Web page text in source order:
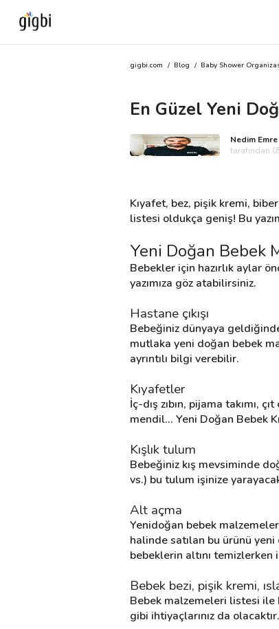
gigbi.com / Blog / Baby Shower
En Güzel Yeni
Nedim Emre
tarafından
Kıyafet, bez, pişik kremi,
listesi oldukça geniş! Bu
Yeni Doğan Bebek
Bebekler için hazırlık aylar
yazımıza göz atabilirsiniz.
Hastane çıkışı
Bebeğiniz dünyaya
mutlaka yeni doğan bebek
ayrıntılı bilgi verebilir.
Kıyafetler
İç-dış zıbın, pijama takımı,
mendil... Yeni Doğan Bebek
Kışlık tulum
Bebeğiniz kış mevsiminde
vs.) bu tulum işinize
Alt açma
Yenidoğan bebek
halinde satılan bu ürünü
bebeklerin altını temizlerken
Bebek bezi, pişik kremi,
Bebek malzemeleri listesi ile
gibi ihtiyaçlarınız da